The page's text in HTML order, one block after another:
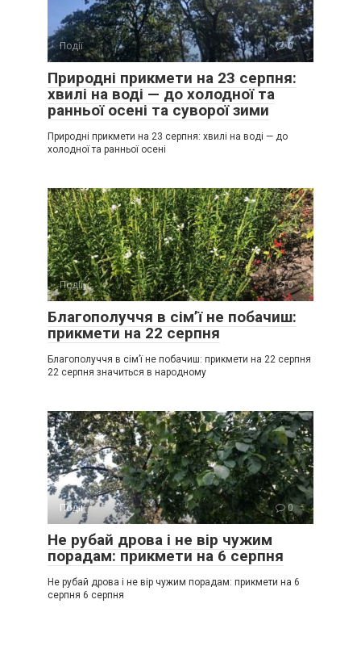
Події 0
Природні прикмети на 23 серпня:
хвилі на воді — до холодної та
ранньої осені та суворої зими
Природні прикмети на 23 серпня: хвилі на воді — до
холодної та ранньої осені
Події 0
Благополуччя в сім’ї не побачиш:
прикмети на 22 серпня
Благополуччя в сім’ї не побачиш: прикмети на 22 серпня
22 серпня значиться в народному
Події 0
Не рубай дрова і не вір чужим
порадам: прикмети на 6 серпня
Не рубай дрова і не вір чужим порадам: прикмети на 6
серпня 6 серпня